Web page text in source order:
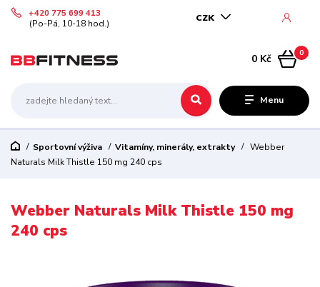
Menu
CZK
+420 775 699 413
(Po-Pá, 10-18 hod.)
0
0 Kč
Sportovní výživa Vitamíny, minerály, extrakty
Webber
Naturals Milk Thistle 150 mg 240 cps
Webber Naturals Milk Thistle 150 mg
240 cps